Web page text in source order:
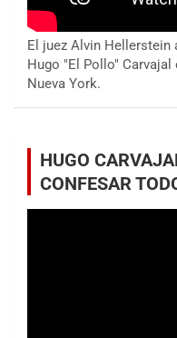
El juez Alvin Hellerstein
Hugo "El Pollo"
Nueva York.
HUGO
CONFESAR